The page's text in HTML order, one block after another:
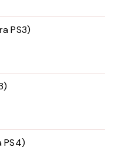
PS3)
PS4)